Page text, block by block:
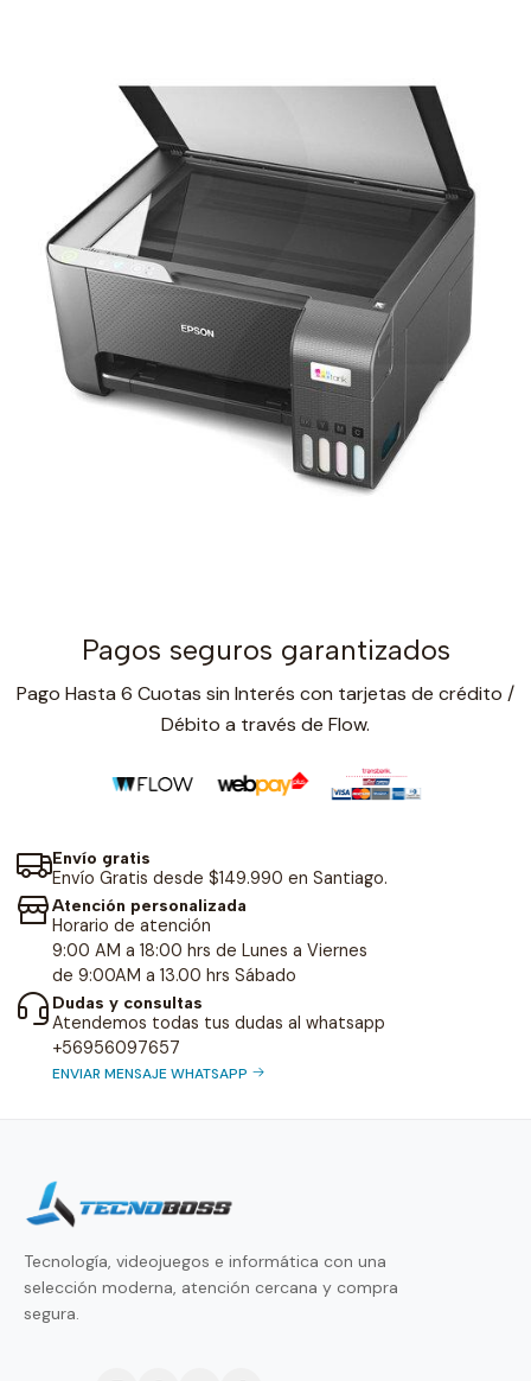
Pagos seguros garantizados
Pago Hasta 6 Cuotas sin Interés con tarjetas de crédito /
Débito a través de Flow.
Envío gratis
Envío Gratis desde $149.990 en Santiago.
Atención personalizada
Horario de atención
9:00 AM a 18:00 hrs de Lunes a Viernes
de 9:00AM a 13.00 hrs Sábado
Dudas y consultas
Atendemos todas tus dudas al whatsapp
+56956097657
ENVIAR MENSAJE WHATSAPP
Tecnología, videojuegos e informática con una
selección moderna, atención cercana y compra
segura.